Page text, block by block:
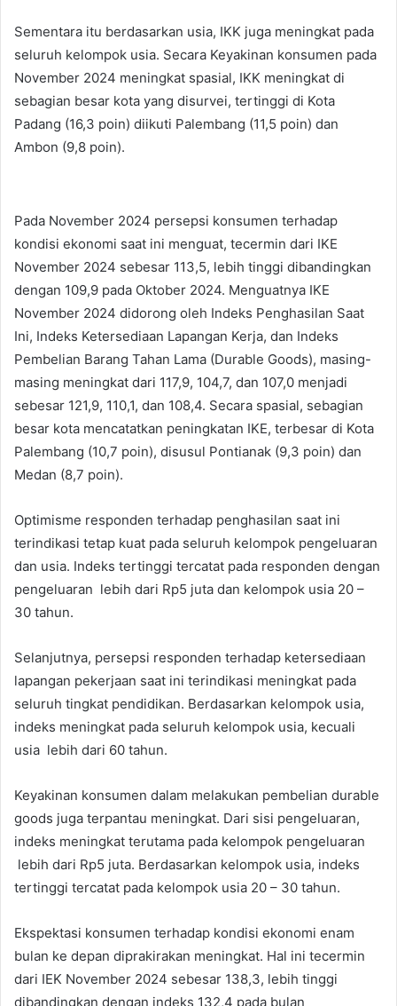
Sementara itu berdasarkan usia, IKK juga meningkat pada
seluruh kelompok usia. Secara Keyakinan konsumen pada
November 2024 meningkat spasial, IKK meningkat di
sebagian besar kota yang disurvei, tertinggi di Kota
Padang (16,3 poin) diikuti Palembang (11,5 poin) dan
Ambon (9,8 poin).
Pada November 2024 persepsi konsumen terhadap
kondisi ekonomi saat ini menguat, tecermin dari IKE
November 2024 sebesar 113,5, lebih tinggi dibandingkan
dengan 109,9 pada Oktober 2024. Menguatnya IKE
November 2024 didorong oleh Indeks Penghasilan Saat
Ini, Indeks Ketersediaan Lapangan Kerja, dan Indeks
Pembelian Barang Tahan Lama (Durable Goods), masing-
masing meningkat dari 117,9, 104,7, dan 107,0 menjadi
sebesar 121,9, 110,1, dan 108,4. Secara spasial, sebagian
besar kota mencatatkan peningkatan IKE, terbesar di Kota
Palembang (10,7 poin), disusul Pontianak (9,3 poin) dan
Medan (8,7 poin).
Optimisme responden terhadap penghasilan saat ini
terindikasi tetap kuat pada seluruh kelompok pengeluaran
dan usia. Indeks tertinggi tercatat pada responden dengan
pengeluaran lebih dari Rp5 juta dan kelompok usia 20 –
30 tahun.
Selanjutnya, persepsi responden terhadap ketersediaan
lapangan pekerjaan saat ini terindikasi meningkat pada
seluruh tingkat pendidikan. Berdasarkan kelompok usia,
indeks meningkat pada seluruh kelompok usia, kecuali
usia lebih dari 60 tahun.
Keyakinan konsumen dalam melakukan pembelian durable
goods juga terpantau meningkat. Dari sisi pengeluaran,
indeks meningkat terutama pada kelompok pengeluaran
lebih dari Rp5 juta. Berdasarkan kelompok usia, indeks
tertinggi tercatat pada kelompok usia 20 – 30 tahun.
Ekspektasi konsumen terhadap kondisi ekonomi enam
bulan ke depan diprakirakan meningkat. Hal ini tecermin
dari IEK November 2024 sebesar 138,3, lebih tinggi
dibandingkan dengan indeks 132,4 pada bulan